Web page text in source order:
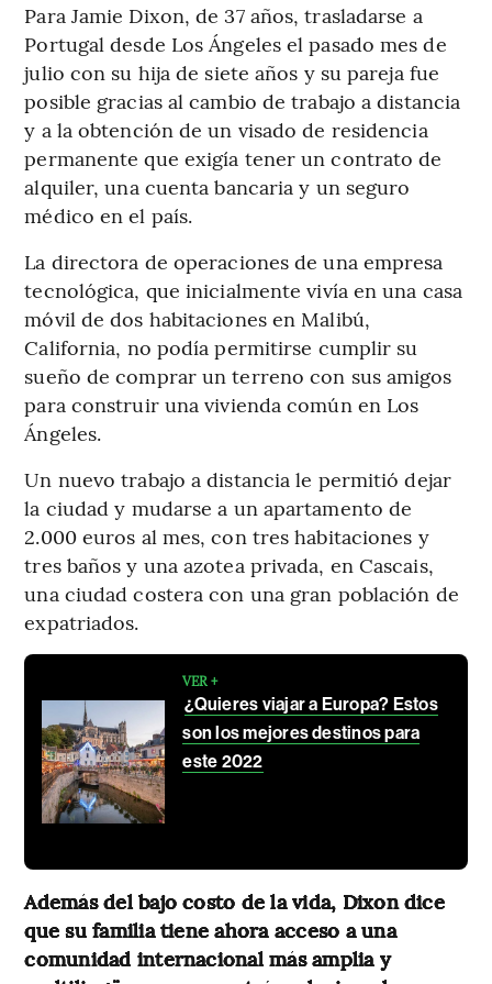
Para Jamie Dixon, de 37 años, trasladarse a
Portugal desde Los Ángeles el pasado mes de
julio con su hija de siete años y su pareja fue
posible gracias al cambio de trabajo a distancia
y a la obtención de un visado de residencia
permanente que exigía tener un contrato de
alquiler, una cuenta bancaria y un seguro
médico en el país.
La directora de operaciones de una empresa
tecnológica, que inicialmente vivía en una casa
móvil de dos habitaciones en Malibú,
California, no podía permitirse cumplir su
sueño de comprar un terreno con sus amigos
para construir una vivienda común en Los
Ángeles.
Un nuevo trabajo a distancia le permitió dejar
la ciudad y mudarse a un apartamento de
2.000 euros al mes, con tres habitaciones y
tres baños y una azotea privada, en Cascais,
una ciudad costera con una gran población de
expatriados.
VER +
¿Quieres viajar a Europa? Estos
son los mejores destinos para
este 2022
Además del bajo costo de la vida, Dixon dice
que su familia tiene ahora acceso a una
comunidad internacional más amplia y